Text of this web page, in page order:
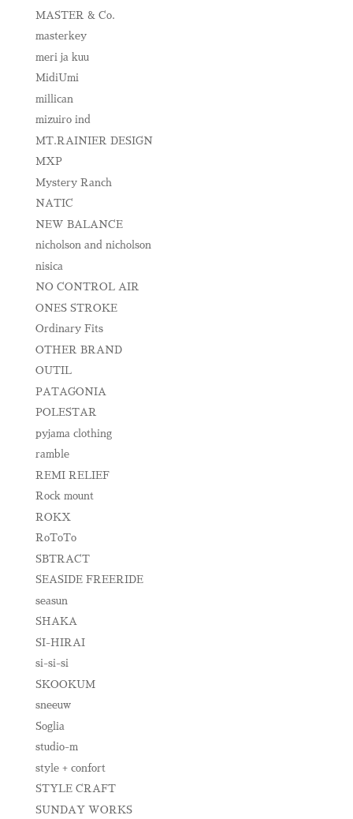
MASTER & Co.
masterkey
meri ja kuu
MidiUmi
millican
mizuiro ind
MT.RAINIER DESIGN
MXP
Mystery Ranch
NATIC
NEW BALANCE
nicholson and nicholson
nisica
NO CONTROL AIR
ONES STROKE
Ordinary Fits
OTHER BRAND
OUTIL
PATAGONIA
POLESTAR
pyjama clothing
ramble
REMI RELIEF
Rock mount
ROKX
RoToTo
SBTRACT
SEASIDE FREERIDE
seasun
SHAKA
SI-HIRAI
si-si-si
SKOOKUM
sneeuw
Soglia
studio-m
style + confort
STYLE CRAFT
SUNDAY WORKS